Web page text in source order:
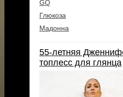
GQ
Глюкоза
Мадонна
55-летняя
топлесс для глянца